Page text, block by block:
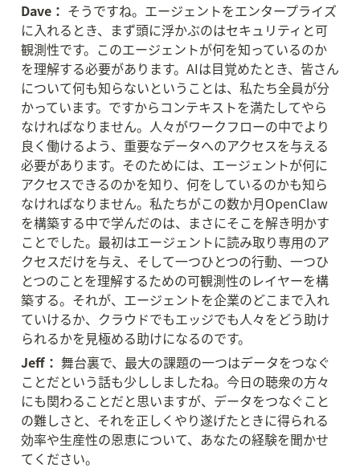
Dave： そうですね。エージェントをエンタープライズ
に入れるとき、まず頭に浮かぶのはセキュリティと可
観測性です。このエージェントが何を知っているのか
を理解する必要があります。AIは目覚めたとき、皆さん
について何も知らないということは、私たち全員が分
かっています。ですからコンテキストを満たしてやら
なければなりません。人々がワークフローの中でより
良く働けるよう、重要なデータへのアクセスを与える
必要があります。そのためには、エージェントが何に
アクセスできるのかを知り、何をしているのかも知ら
なければなりません。私たちがこの数か月OpenClaw
を構築する中で学んだのは、まさにそこを解き明かす
ことでした。最初はエージェントに読み取り専用のア
クセスだけを与え、そして一つひとつの行動、一つひ
とつのことを理解するための可観測性のレイヤーを構
築する。それが、エージェントを企業のどこまで入れ
ていけるか、クラウドでもエッジでも人々をどう助け
られるかを見極める助けになるのです。
Jeff： 舞台裏で、最大の課題の一つはデータをつなぐ
ことだという話も少ししましたね。今日の聴衆の方々
にも関わることだと思いますが、データをつなぐこと
の難しさと、それを正しくやり遂げたときに得られる
効率や生産性の恩恵について、あなたの経験を聞かせ
てください。